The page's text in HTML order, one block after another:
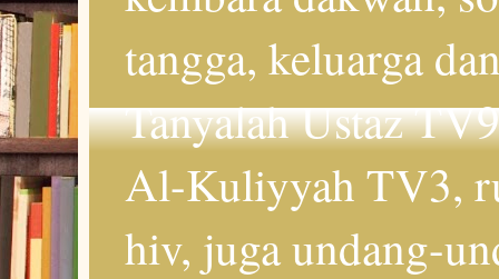
tangga, keluarga
Tanyalah Ustaz
Al-Kuliyyah TV3,
hiv, juga undang-